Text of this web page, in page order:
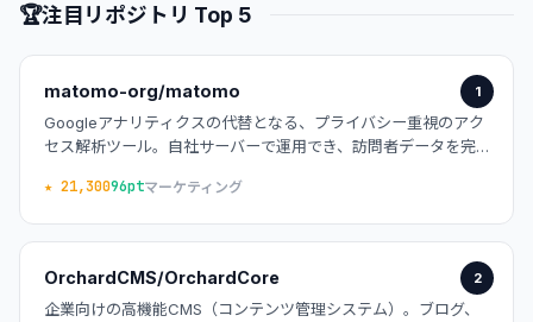
🏆注目リポジトリ Top 5
1
matomo-org/matomo
Googleアナリティクスの代替となる、プライバシー重視のアク
セス解析ツール。自社サーバーで運用でき、訪問者データを完
★ 21,30096ptマーケティング
2
OrchardCMS/OrchardCore
企業向けの高機能CMS（コンテンツ管理システム）。ブログ、